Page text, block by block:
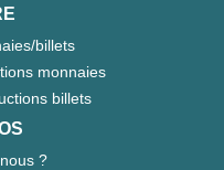
billets
monnaies
billets
?